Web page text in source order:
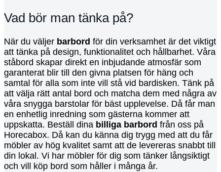
Vad bör man tänka på?
När du väljer barbord för din verksamhet är det viktigt
att tänka på design, funktionalitet och hållbarhet. Våra
ståbord skapar direkt en inbjudande atmosfär som
garanterat blir till den givna platsen för häng och
samtal för alla som inte vill stå vid bardisken. Tänk på
att välja rätt antal bord och matcha dem med några av
våra snygga barstolar för bäst upplevelse. Då får man
en enhetlig inredning som gästerna kommer att
uppskatta. Beställ dina billiga barbord från oss på
Horecabox. Då kan du känna dig trygg med att du får
möbler av hög kvalitet samt att de levereras snabbt till
din lokal. Vi har möbler för dig som tänker långsiktigt
och vill köp bord som håller i många år.